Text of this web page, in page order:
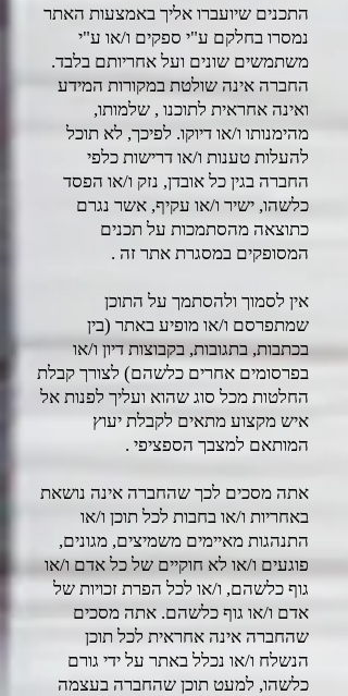
התכנים שיועברו אליך באמצעות האתר
נמסרו בחלקם ע"י ספקים ו/או ע"י
משתמשים שונים ועל אחריותם בלבד.
החברה אינה שולטת במקורות המידע
ואינה אחראית לתוכנו , שלמותו,
מהימנותו ו/או דיוקו. לפיכך, לא תוכל
להעלות טענות ו/או דרישות כלפי
החברה בגין כל אובדן, נזק ו/או הפסד
כלשהו, ישיר ו/או עקיף, אשר נגרם
כתוצאה מהסתמכות על תכנים
המסופקים במסגרת אתר זה .
אין לסמוך ולהסתמך על התוכן
שמתפרסם ו/או מופיע באתר (בין
בכתבות, בתגובות, בקבוצות דיון ו/או
בפרסומים אחרים כלשהם) לצורך קבלת
החלטות מכל סוג שהוא ועליך לפנות אל
איש מקצוע מתאים לקבלת יעוץ
המותאם למצבך הספציפי .
אתה מסכים לכך שהחברה אינה נושאת
באחריות ו/או בחבות לכל תוכן ו/או
התנהגות מאיימים משמיצים, מגונים,
פוגעים ו/או לא חוקיים של כל אדם ו/או
גוף כלשהם, ו/או לכל הפרת זכויות של
אדם ו/או גוף כלשהם. אתה מסכים
שהחברה אינה אחראית לכל תוכן
הנשלח ו/או נכלל באתר על ידי גורם
כלשהו, למעט תוכן שהחברה בעצמה